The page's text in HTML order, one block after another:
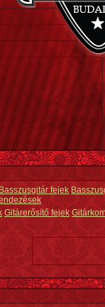
Basszusgitár fejek
Gitárerősítő fejek